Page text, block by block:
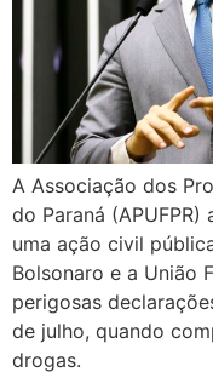
A Associação dos
do Paraná
uma ação civil
Bolsonaro e a União
perigosas
de julho, quando
drogas.